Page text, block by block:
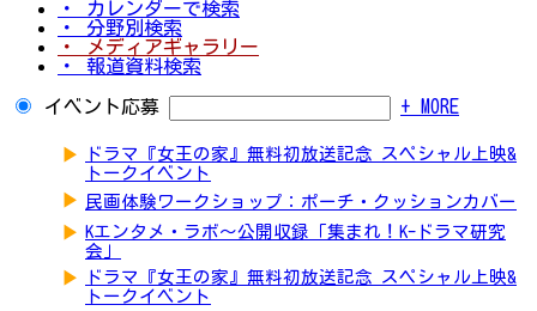
・ カレンダーで検索
・ 分野別検索
・ メディアギャラリー
・ 報道資料検索
イベント応募 + MORE
▶
ドラマ『女王の家』無料初放送記念 スペシャル上映&
トークイベント
▶ 民画体験ワークショップ：ポーチ・クッションカバー
▶ Kエンタメ・ラボ～公開収録「集まれ！K-ドラマ研究
会」
▶
ドラマ『女王の家』無料初放送記念 スペシャル上映&
トークイベント